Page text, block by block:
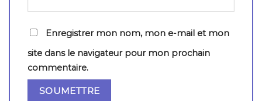
Enregistrer mon nom, mon e-mail et mon
site dans le navigateur pour mon prochain
commentaire.